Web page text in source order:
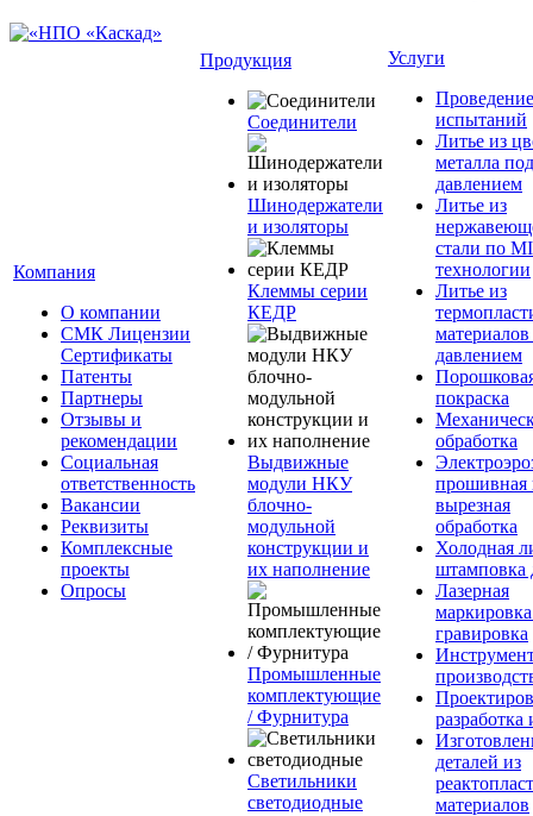
Компания
О компании
СМК Лицензии
Сертификаты
Патенты
Партнеры
Отзывы и
рекомендации
Социальная
ответственность
Вакансии
Реквизиты
Комплексные
проекты
Опросы
Продукция
Соединители
Шинодержатели
и изоляторы
Клеммы серии
КЕДР
Выдвижные
модули НКУ
блочно-
модульной
конструкции и
их наполнение
Промышленные
комплектующие
/ Фурнитура
Светильники
светодиодные
Услуги
Проведение
испытаний
Литье из
металла под
давлением
Литье из
стали по
технологии
Литье из
давлением
покраска
обработка
прошивная
вырезная
обработка
Холодная
штамповка
Лазерная
гравировка
разработка
деталей из
материалов